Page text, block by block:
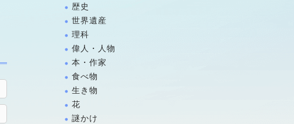
歴史
世界遺産
理科
偉人・人物
本・作家
食べ物
生き物
花
謎かけ